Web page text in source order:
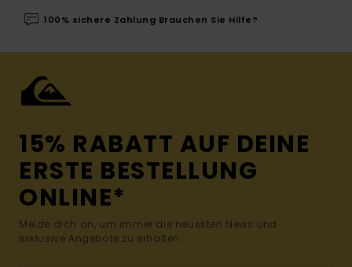
100% sichere Zahlung Brauchen Sie Hilfe?
15% RABATT AUF DEINE
ERSTE BESTELLUNG
ONLINE*
Melde dich an, um immer die neuesten News und
exklusive Angebote zu erhalten.